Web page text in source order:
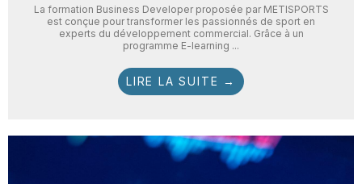
La formation Business Developer proposée par METISPORTS
est conçue pour transformer les passionnés de sport en
experts du développement commercial. Grâce à un
programme E-learning ...
LIRE LA SUITE →